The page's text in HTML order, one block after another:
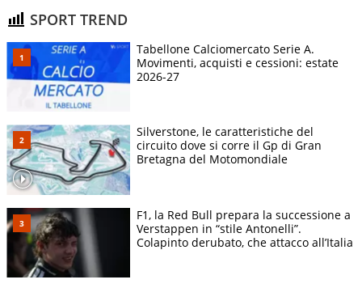
SPORT TREND
Tabellone Calciomercato Serie A.
Movimenti, acquisti e cessioni: estate
2026-27
Silverstone, le caratteristiche del
circuito dove si corre il Gp di Gran
Bretagna del Motomondiale
F1, la Red Bull prepara la successione a
Verstappen in “stile Antonelli”.
Colapinto derubato, che attacco all’Italia